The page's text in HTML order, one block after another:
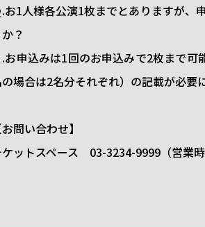
.お1人様各公演1枚までとありますが、
？
.お申込みは1回のお申込みで2枚まで
場合は2名分それぞれ）の記載が必要
お問い合わせ】
ケットスペース 03-3234-9999（営業